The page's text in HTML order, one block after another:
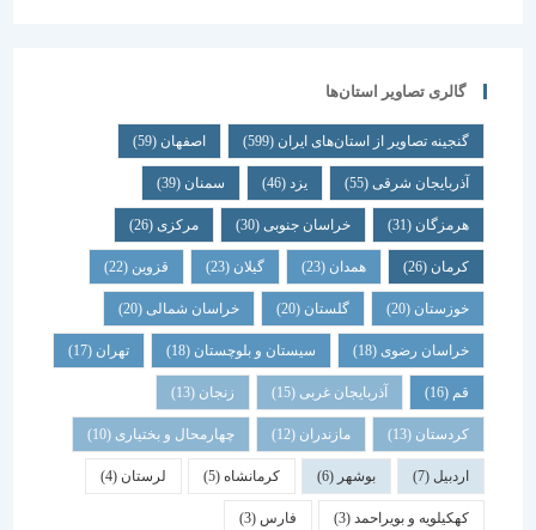
گالری تصاویر استان‌ها
گنجینه تصاویر از استان‌های ایران(599) اصفهان (59)
آذربایجان شرقی(55) یزد سمنان (39)
هرمزگان(31) خراسان جنوبی(30) مرکزی (26)
همدان گیلان قزوین
خوزستان(20) گلستان (20) خراسان شمالی(20)
خراسان رضوی(18) سیستان و بلوچستان(18) تهران
آذربایجان غربی(15) زنجان
کردستان(13) مازندران(12) چهارمحال و بختیاری (10)
بوشهر کرمانشاه(5) لرستان (4)
کهکیلویه و بویراحمد(3) فارس